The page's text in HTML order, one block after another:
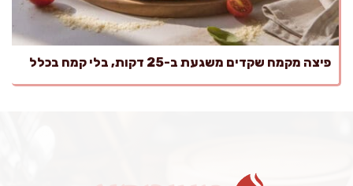
פיצה מקמח שקדים משגעת ב-25 דקות, בלי קמח בכלל